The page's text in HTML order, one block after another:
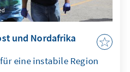
und Nordafrika
eine instabile Region